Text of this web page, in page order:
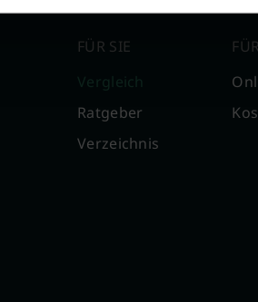
FÜR SIE
Vergleich
Ratgeber
Verzeichnis